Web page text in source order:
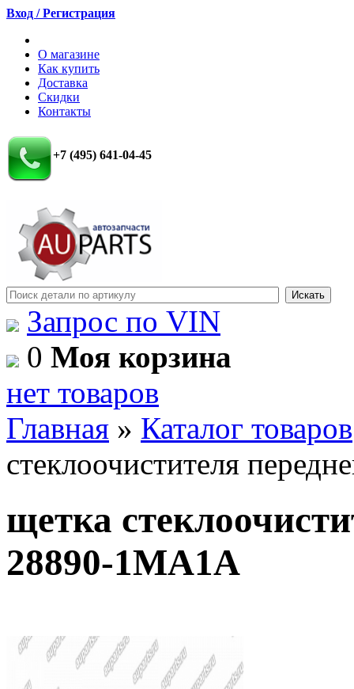
Вход / Регистрация
О магазине
Как купить
Доставка
Скидки
Контакты
+7 (495) 641-04-45
Запрос по VIN
0 Моя корзина
нет товаров
Главная » Каталог товаров
стеклоочистителя
щетка
28890-1MA1A